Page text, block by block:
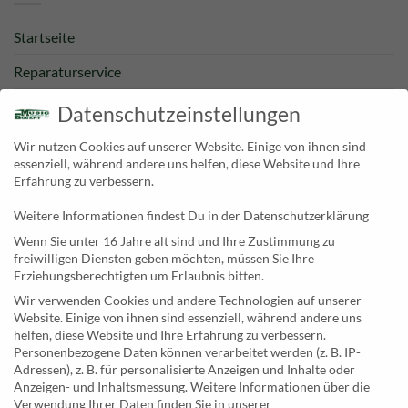
Startseite
Reparaturservice
Bestpreisgarantie
Kategorien
Newsletter
KONTAKT
MusicEggert
Inh. Rolf Eggert
Paulstraße 2a
19249 Lübtheen
Datenschutzeinstellungen
Wir nutzen Cookies auf unserer Website. Einige von ihnen sind
essenziell, während andere uns helfen, diese Website und Ihre
Erfahrung zu verbessern.
Weitere Informationen findest Du in der Datenschutzerklärung
Wenn Sie unter 16 Jahre alt sind und Ihre Zustimmung zu
freiwilligen Diensten geben möchten, müssen Sie Ihre
Erziehungsberechtigten um Erlaubnis bitten.
Wir verwenden Cookies und andere Technologien auf unserer
Website. Einige von ihnen sind essenziell, während andere uns
helfen, diese Website und Ihre Erfahrung zu verbessern.
Personenbezogene Daten können verarbeitet werden (z. B. IP-
Adressen), z. B. für personalisierte Anzeigen und Inhalte oder
Anzeigen- und Inhaltsmessung.Weitere Informationen über die
Verwendung Ihrer Daten finden Sie in unserer